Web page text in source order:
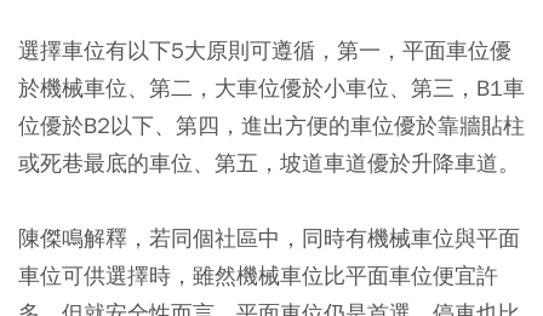
選擇車位有以下5大原則可遵循，第一，平面車位優
於機械車位、第二，大車位優於小車位、第三，B1車
位優於B2以下、第四，進出方便的車位優於靠牆貼柱
或死巷最底的車位、第五，坡道車道優於升降車道。
陳傑鳴解釋，若同個社區中，同時有機械車位與平面
車位可供選擇時，雖然機械車位比平面車位便宜許